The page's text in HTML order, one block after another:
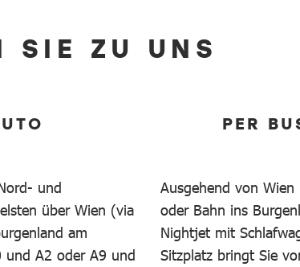
SIE ZU UNS
und
über Wien (via
am
und A2 oder A9 und
PER
Ausgehend von
oder Bahn ins
Nightjet mit
Sitzplatz bringt Sie